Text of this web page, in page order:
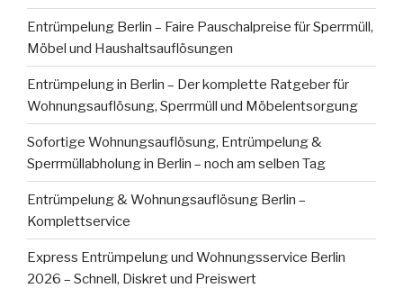
Entrümpelung Berlin – Faire Pauschalpreise für Sperrmüll,
Möbel und Haushaltsauflösungen
Entrümpelung in Berlin – Der komplette Ratgeber für
Wohnungsauflösung, Sperrmüll und Möbelentsorgung
Sofortige Wohnungsauflösung, Entrümpelung &
Sperrmüllabholung in Berlin – noch am selben Tag
Entrümpelung & Wohnungsauflösung Berlin –
Komplettservice
Express Entrümpelung und Wohnungsservice Berlin
2026 – Schnell, Diskret und Preiswert